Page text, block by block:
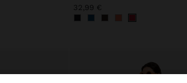
32,99 €